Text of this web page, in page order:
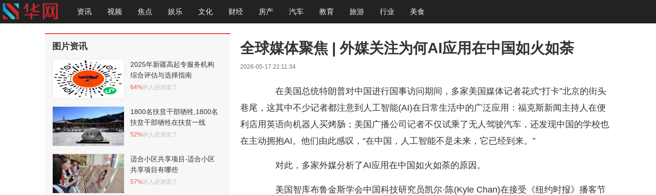
资讯 视频 焦点 娱乐 文化 财经 房产 汽车 教育 旅游 行业 美食
全球媒体聚焦 | 外媒关注为何AI应用在中国如火如荼
2026-05-17 22:11:34
在美国总统特朗普对中国进行国事访问期间，多家美国媒体记者花式“打卡”北京的街头
巷尾，这其中不少记者都注意到人工智能(AI)在日常生活中的广泛应用：福克斯新闻主持人在便
利店用英语向机器人买烤肠；美国广播公司记者不仅试乘了无人驾驶汽车，还发现中国的学校也
在主动拥抱AI。他们由此感叹，“在中国，人工智能不是未来，它已经到来。”
对此，多家外媒分析了AI应用在中国如火如荼的原因。
美国智库布鲁金斯学会中国科技研究员凯尔·陈(Kyle Chan)在接受《纽约时报》播客节
图片资讯
2025年新疆高起专服务机构
综合评估与选择指南
64%的人还浏览了
1800名扶贫干部牺牲,1800名
扶贫干部牺牲在扶贫一线
52%的人还浏览了
适合小区共享项目-适合小区
共享项目有哪些
57%的人还浏览了